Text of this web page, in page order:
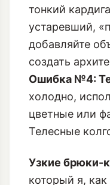
тонкий
устаревший,
добавляйте
создать
Ошибка №4:
холодно,
цветные или
Телесные
Узкие брюки-
который я,